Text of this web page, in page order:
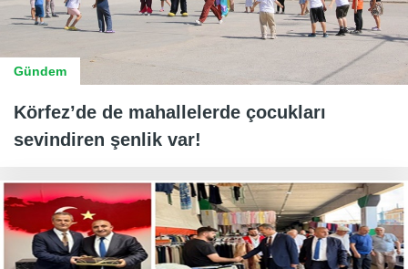
Gündem
Körfez’de de mahallelerde çocukları
sevindiren şenlik var!